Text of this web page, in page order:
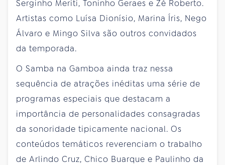
Serginho Meriti, Toninho Geraes e Zé Roberto.
Artistas como Luísa Dionísio, Marina Íris, Nego
Álvaro e Mingo Silva são outros convidados
da temporada.
O Samba na Gamboa ainda traz nessa
sequência de atrações inéditas uma série de
programas especiais que destacam a
importância de personalidades consagradas
da sonoridade tipicamente nacional. Os
conteúdos temáticos reverenciam o trabalho
de Arlindo Cruz, Chico Buarque e Paulinho da